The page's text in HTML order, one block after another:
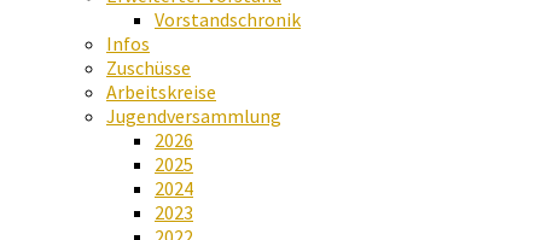
Vorstandschronik
Infos
Zuschüsse
Arbeitskreise
Jugendversammlung
2026
2025
2024
2023